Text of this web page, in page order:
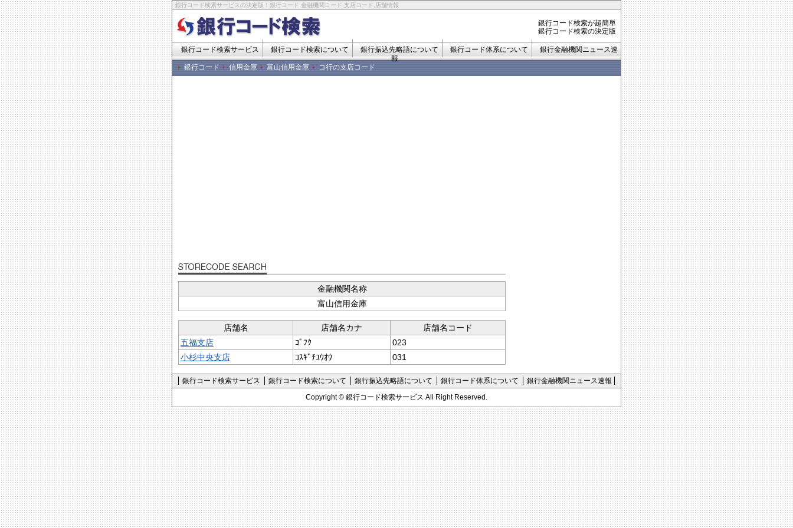
銀行コード検索サービスの決定版！銀行コード,金融機関コード,支店コード,店舗情報
銀行コード検索が超簡単
銀行コード検索の決定版
銀行コード検索サービス 銀行コード検索について 銀行振込先略語について 銀行コード体系について
銀行金融機関ニュース速
報
銀行コード
信用金庫 富山信用金庫 コ行の支店コード
金融機関名称
富山信用金庫
店舗名 店舗名カナ
店舗名コード
五福支店
ｺﾞﾌｸ
023
小杉中央支店
ｺｽｷﾞﾁﾕｳｵｳ 031
銀行コード検索サービス 銀行コード検索について 銀行振込先略語について 銀行コード体系について
銀行金融機関ニュース速報
Copyright © 銀行コード検索サービス All Right Reserved.